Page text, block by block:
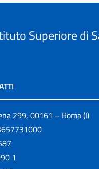
Superiore di
299, 00161 – Roma (I)
1